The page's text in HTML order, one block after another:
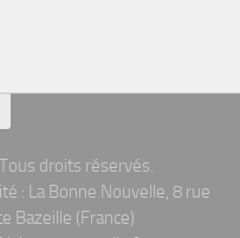
droits réservés.
: La Bonne Nouvelle, 8 rue
Bazeille (France)